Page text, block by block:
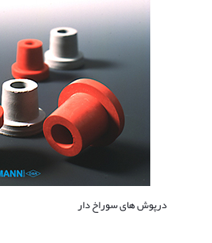
درپوش های سوراخ دار